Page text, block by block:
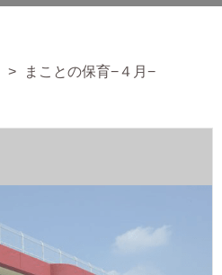
まことの保育−４月−